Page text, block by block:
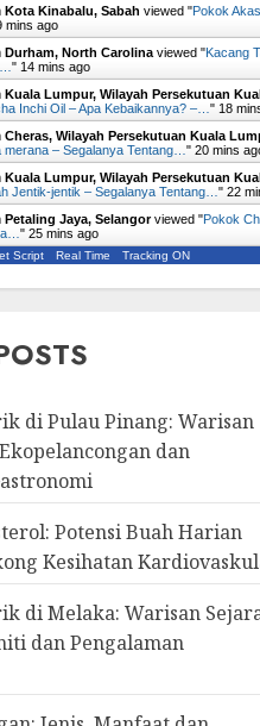
Kota Kinabalu, Sabah viewed "Pokok
mins ago
Durham, North Carolinaviewed "Kacang
" 14 mins ago
Kuala Lumpur, Wilayah Persekutuan
Inchi Oil – Apa Kebaikannya? –… " 18
Cheras, Wilayah Persekutuan Kuala
– Segalanya Tentang… " 20 mins
Kuala Lumpur, Wilayah Persekutuan
Jentik-jentik – Segalanya Tentang… " 22
Petaling Jaya, Selangorviewed "Pokok
" 25 mins ago
Script Real Time Tracking ON
di Pulau Pinang: Warisan
dan
Potensi Buah Harian
Kesihatan
di Melaka: Warisan
dan Pengalaman